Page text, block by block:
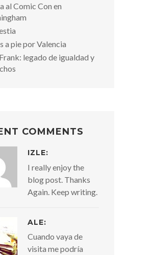
al Comic Con en
a pie por Valencia
legado de igualdad y
COMMENTS
IZLE:
I really enjoy the
blog post. Thanks
Again. Keep writing.
ALE:
Cuando vaya de
visita me podría